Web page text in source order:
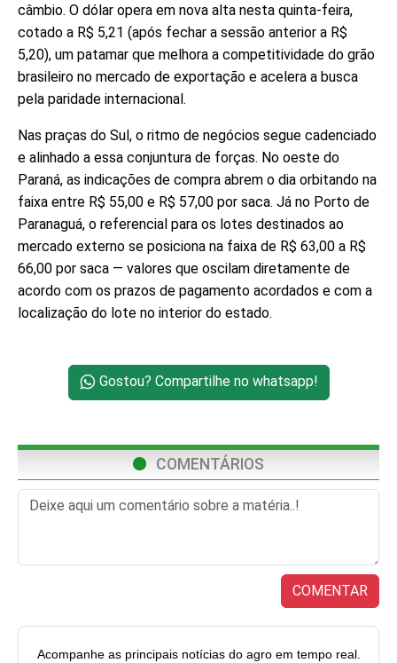
câmbio. O dólar opera em nova alta nesta quinta-feira,
cotado a R$ 5,21 (após fechar a sessão anterior a R$
5,20), um patamar que melhora a competitividade do grão
brasileiro no mercado de exportação e acelera a busca
pela paridade internacional.
Nas praças do Sul, o ritmo de negócios segue cadenciado
e alinhado a essa conjuntura de forças. No oeste do
Paraná, as indicações de compra abrem o dia orbitando na
faixa entre R$ 55,00 e R$ 57,00 por saca. Já no Porto de
Paranaguá, o referencial para os lotes destinados ao
mercado externo se posiciona na faixa de R$ 63,00 a R$
66,00 por saca — valores que oscilam diretamente de
acordo com os prazos de pagamento acordados e com a
localização do lote no interior do estado.
Gostou? Compartilhe no whatsapp!
COMENTÁRIOS
COMENTAR
Acompanhe as principais notícias do agro em tempo real.